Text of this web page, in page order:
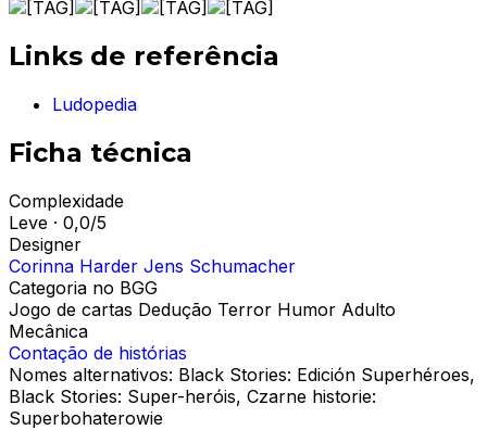
Links de referência
Ludopedia
Ficha técnica
Complexidade
Leve · 0,0/5
Designer
Corinna Harder Jens Schumacher
Categoria no BGG
Jogo de cartas Dedução Terror Humor Adulto
Mecânica
Contação de histórias
Nomes alternativos: Black Stories: Edición Superhéroes,
Black Stories: Super-heróis, Czarne historie:
Superbohaterowie